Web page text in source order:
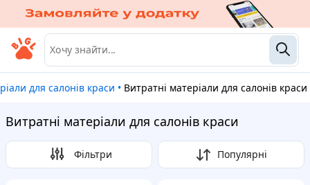
для салонів краси • Витратні матеріали для салонів краси
Витратні матеріали для салонів краси
Фільтри Популярні